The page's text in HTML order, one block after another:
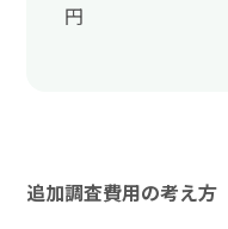
円
追加調査費用の考え方